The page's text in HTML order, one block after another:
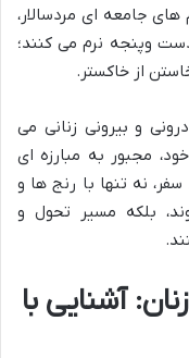
جامعه ای مردسالار،
وپنجه نرم می کنند؛
از خاکستر.
و بیرونی زنانی می
مجبور به مبارزه ای
نه تنها با رنج ها و
بلکه مسیر تحول و
آشنایی با